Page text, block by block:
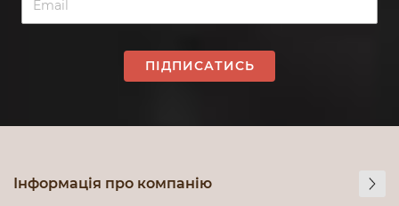
ПІДПИСАТИСЬ
Інформація про компанію